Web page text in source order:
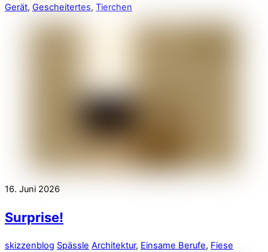
Gerät, Gescheitertes, Tierchen
16. Juni 2026
Surprise!
skizzenblog Spässle Architektur, Einsame Berufe, Fiese